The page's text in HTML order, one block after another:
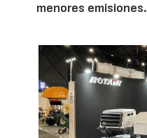
menores emisiones.